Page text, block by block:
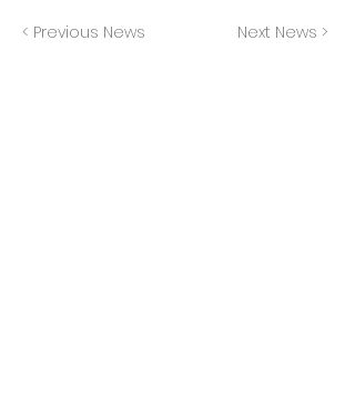
< Previous News Next News >